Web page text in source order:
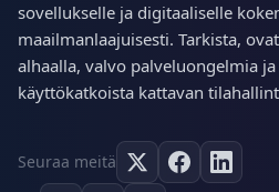
sovellukselle ja digitaaliselle
maailmanlaajuisesti. Tarkista,
alhaalla, valvo palveluongelmia
käyttökatkoista kattavan
Seuraa meitä